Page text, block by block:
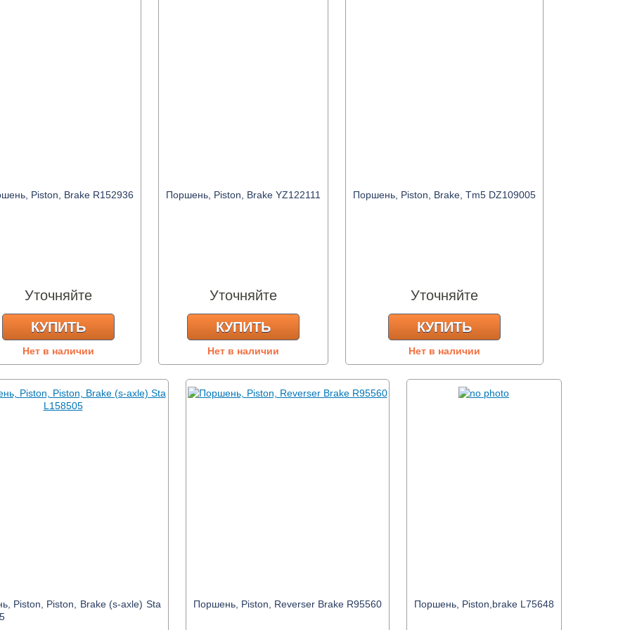
Piston, Brake R152936
Уточняйте
КУПИТЬ
Нет в наличии
Поршень, Piston, Brake YZ122111
Уточняйте
КУПИТЬ
Нет в наличии
Поршень, Piston, Brake, Tm5 DZ109005
Уточняйте
КУПИТЬ
Нет в наличии
Piston, Piston, Brake (s-axle) Sta
Поршень, Piston, Reverser Brake R95560 Поршень, Piston,brake L75648